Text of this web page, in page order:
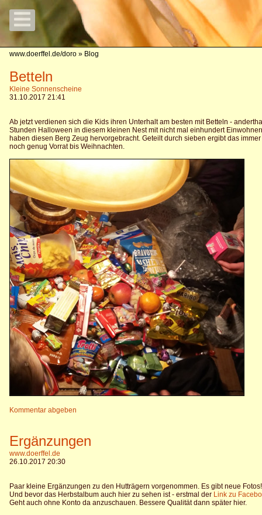
www.doerffel.de/doro » Blog
Betteln
Kleine Sonnenscheine
31.10.2017 21:41
Ab jetzt verdienen sich die Kids ihren Unterhalt am besten mit Betteln -
Stunden Halloween in diesem kleinen Nest mit nicht mal einhundert
haben diesen Berg Zeug hervorgebracht. Geteilt durch sieben ergibt das immer
noch genug Vorrat bis Weihnachten.
Kommentar abgeben
Ergänzungen
www.doerffel.de
26.10.2017 20:30
Paar kleine Ergänzungen zu den Hutträgern vorgenommen. Es gibt neue Fotos!
Und bevor das Herbstalbum auch hier zu sehen ist - erstmal der Link zu
Geht auch ohne Konto da anzuschauen. Bessere Qualität dann später hier.